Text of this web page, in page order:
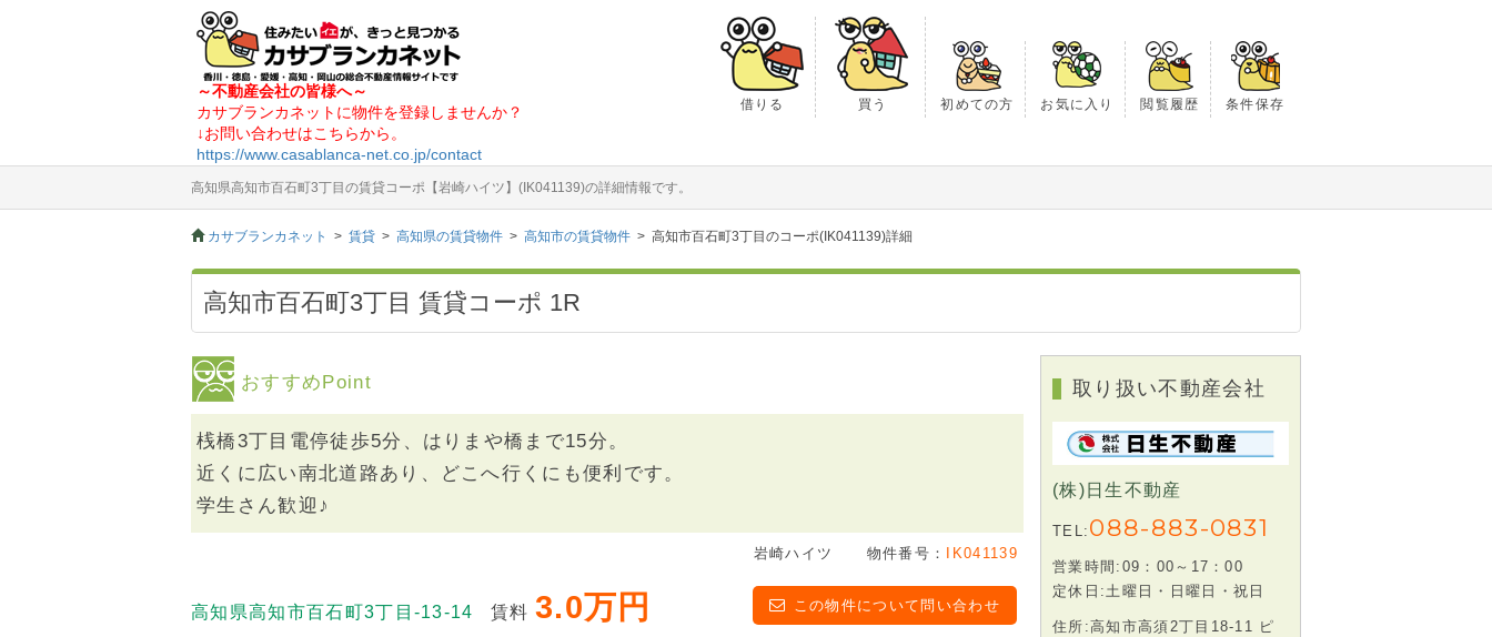
～不動産会社の皆様へ～
カサブランカネットに物件を登録しませんか？
↓お問い合わせはこちらから。
https://www.casablanca-net.co.jp/contact
借りる 買う 初めての方 お気に入り 閲覧履歴 条件保存
高知県高知市百石町3丁目の賃貸コーポ【岩崎ハイツ】(IK041139)の詳細情報です。
カサブランカネット 賃貸 高知県の賃貸物件 高知市の賃貸物件 高知市百石町3丁目のコーポ(IK041139)詳細
高知市百石町3丁目 賃貸コーポ 1R
おすすめPoint
桟橋3丁目電停徒歩5分、はりまや橋まで15分。
近くに広い南北道路あり、どこへ行くにも便利です。
学生さん歓迎♪
岩崎ハイツ 物件番号： IK041139
高知県高知市百石町3丁目-13-14 賃料3.0万円 この物件について問い合わせ
取り扱い不動産会社
(株)日生不動産
TEL: 088-883-0831
営業時間:09：00～17：00
定休日:土曜日・日曜日・祝日
住所:高知市高須2丁目18-11 ピ